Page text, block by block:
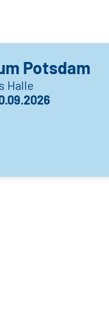
Potsdam
Halle